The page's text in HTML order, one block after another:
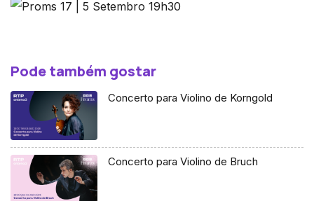
Pode também gostar
Concerto para Violino de Korngold
Concerto para Violino de Bruch